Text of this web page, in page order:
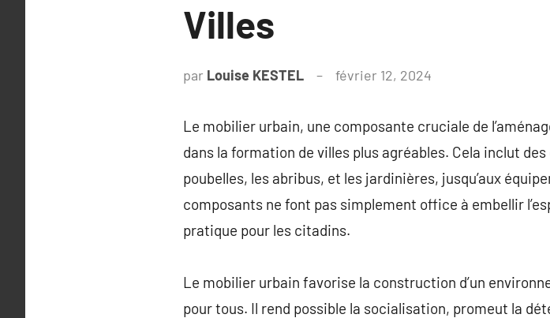
Villes
par Louise KESTEL février 12, 2024
Le mobilier urbain, une composante cruciale de
dans la formation de villes plus agréables. Cela inclut
poubelles, les abribus, et les jardinières, jusqu’aux
composants ne font pas simplement office à embellir
pratique pour les citadins.
Le mobilier urbain favorise la construction d’un
pour tous. Il rend possible la socialisation, promeut la